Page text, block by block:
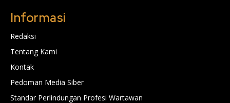
Informasi
Redaksi
Tentang Kami
Kontak
Pedoman Media Siber
Standar Perlindungan Profesi Wartawan